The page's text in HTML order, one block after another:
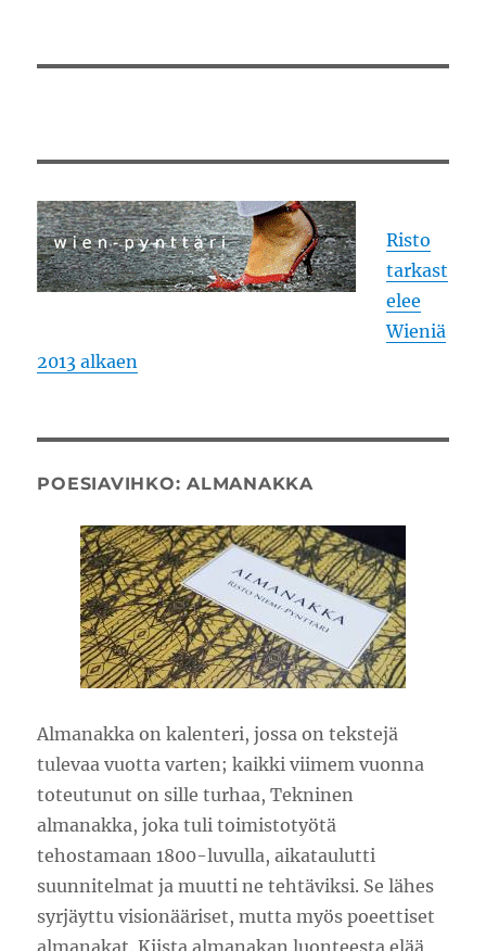
Risto
tarkast
elee
Wieniä
2013 alkaen
POESIAVIHKO: ALMANAKKA
Almanakka on kalenteri, jossa on tekstejä
tulevaa vuotta varten; kaikki viimem vuonna
toteutunut on sille turhaa, Tekninen
almanakka, joka tuli toimistotyötä
tehostamaan 1800-luvulla, aikataulutti
suunnitelmat ja muutti ne tehtäviksi. Se lähes
syrjäyttu visionääriset, mutta myös poeettiset
almanakat. Kiista almanakan luonteesta elää,